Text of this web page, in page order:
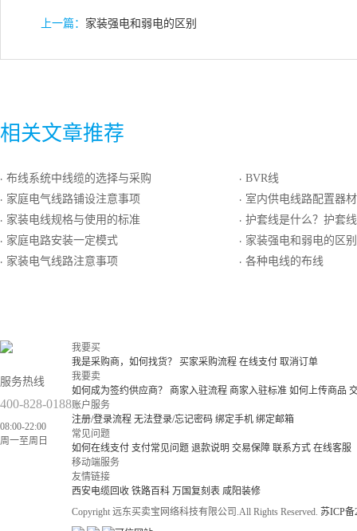
上一篇： 家装强电和弱电的区别
相关文章推荐
· 布线系统中线缆的选择与采购
· 家庭电气线路铺设注意事项
· 家装电线规格与使用的标准
· 家庭电路安装一定模式
· 家装电气线路注意事项
· BVR线
· 室内供电线路配置器
· 护套线是什么？护套线的规
· 家装强电和弱电的区别
· 各种电线的布线
服务热线
400-828-0188
08:00-22:00
周一至周日
我要买
我是采购商，如何找货？
买家采购流程 在线支付 取消订单
我要卖
如何成为签约供应商？
商家入驻流程 商家入驻标准 如何上传商品
账户服务
注册/登录流程 无法登录/忘记密码 绑定手机 绑定邮箱
常见问题
如何在线支付 支付常见问题 退款说明 交易保障 联系方式 在线客服
移动端服务
友情链接
西安电缆回收 铁路百科 万国复刻表 咸阳装修
Copyright 远东买卖宝网络科技有限公司.All Rights Reserved. 苏ICP备